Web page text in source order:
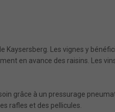
Kaysersberg. Les vignes y
en avance des raisins. Les
grâce à un pressurage
rafles et des pellicules.